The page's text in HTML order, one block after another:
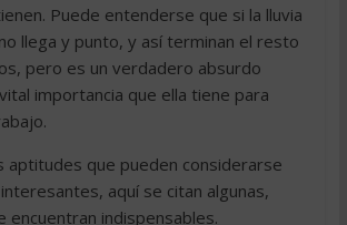
Puede entenderse que si la lluvia
llega y punto, y así terminan el resto
pero es un verdadero absurdo
importancia que ella tiene para
aptitudes que pueden considerarse
aquí se citan algunas,
encuentran indispensables.